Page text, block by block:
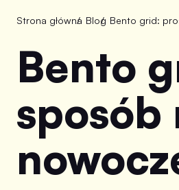
Strona główna
/ Blog
/ Bento grid:
Bento grid: prosty
sposób